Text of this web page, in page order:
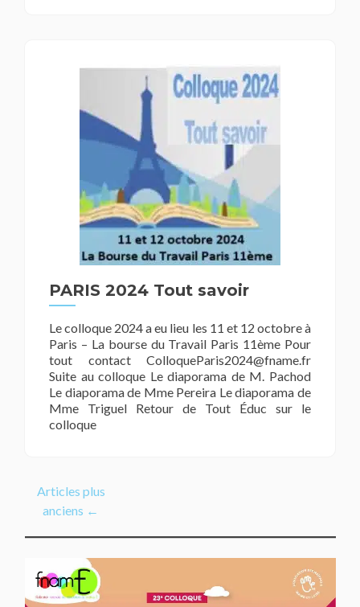
PARIS 2024 Tout savoir
Le colloque 2024 a eu lieu les 11 et 12 octobre à
Paris – La bourse du Travail Paris 11ème Pour
tout contact ColloqueParis2024@fname.fr
Suite au colloque Le diaporama de M. Pachod
Le diaporama de Mme Pereira Le diaporama de
Mme Triguel Retour de Tout Éduc sur le
colloque
Articles plus
anciens ←